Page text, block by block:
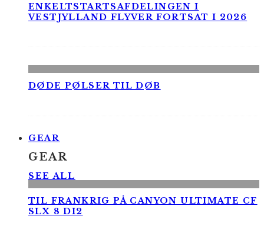
ENKELTSTARTSAFDELINGEN I
VESTJYLLAND FLYVER FORTSAT I 2026
DØDE PØLSER TIL DØB
GEAR
GEAR
SEE ALL
TIL FRANKRIG PÅ CANYON ULTIMATE CF
SLX 8 DI2